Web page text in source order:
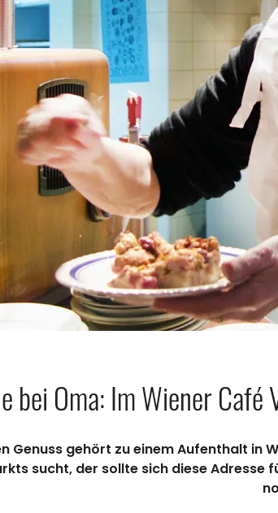
bei Oma: Im Wiener
Genuss gehört zu einem Aufenthalt in
sucht, der sollte sich diese